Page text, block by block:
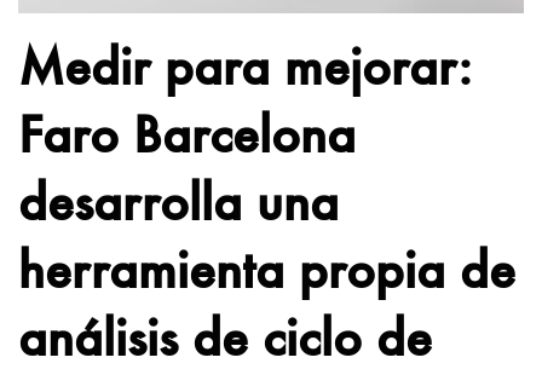
Medir para mejorar:
Faro Barcelona
desarrolla una
herramienta propia de
análisis de ciclo de